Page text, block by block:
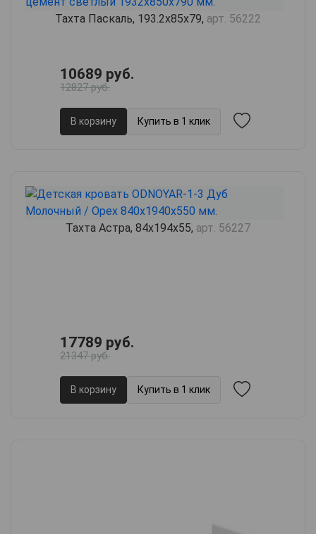
Тахта Паскаль, 193.2х85х79, арт. 56222
10689 руб.
12827 руб.
В корзину Купить в 1 клик
Тахта Астра, 84х194х55, арт. 56227
17789 руб.
21347 руб.
В корзину Купить в 1 клик